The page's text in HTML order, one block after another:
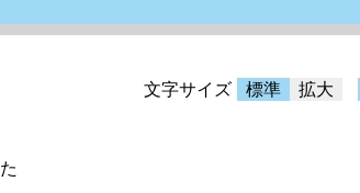
文字サイズ 標準 拡大